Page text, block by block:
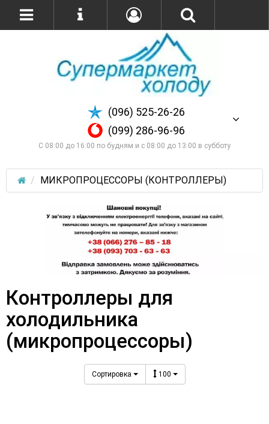
(096) 525-26-26
(099) 286-96-96
С 08:00 до 16:00 по будням и с 08:00 до 13:00 в субботу
МИКРОПРОЦЕССОРЫ (КОНТРОЛЛЕРЫ)
Контроллеры для
холодильника
(микропроцессоры)
Сортировка 100